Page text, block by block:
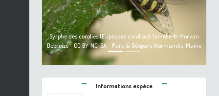
Syrphe des corolles (Eupeodes corollae), femelle © Morvan
Debroize - CC BY-NC-SA - Parc & Géoparc Normandie-Maine
Informations espèce